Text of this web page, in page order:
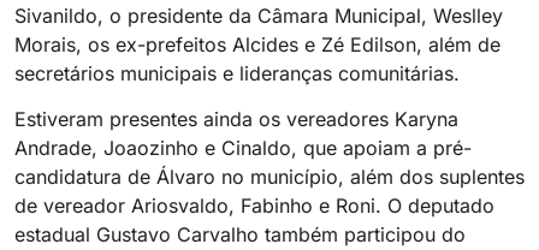
Sivanildo, o presidente da Câmara Municipal, Weslley
Morais, os ex-prefeitos Alcides e Zé Edilson, além de
secretários municipais e lideranças comunitárias.
Estiveram presentes ainda os vereadores Karyna
Andrade, Joaozinho e Cinaldo, que apoiam a pré-
candidatura de Álvaro no município, além dos suplentes
de vereador Ariosvaldo, Fabinho e Roni. O deputado
estadual Gustavo Carvalho também participou do